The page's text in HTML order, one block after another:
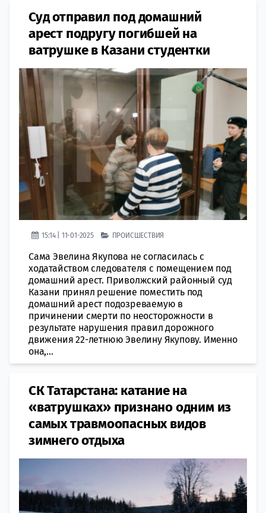
Суд отправил под домашний
арест подругу погибшей на
ватрушке в Казани студентки
15:14 | 11-01-2025 ПРОИСШЕСТВИЯ
Сама Эвелина Якупова не согласилась с
ходатайством следователя с помещением под
домашний арест. Приволжский районный суд
Казани принял решение поместить под
домашний арест подозреваемую в
причинении смерти по неосторожности в
результате нарушения правил дорожного
движения 22-летнюю Эвелину Якупову. Именно
она,...
СК Татарстана: катание на
«ватрушках» признано одним из
самых травмоопасных видов
зимнего отдыха